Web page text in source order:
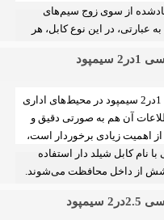
از سوی زوج سیم‌های
عبارتی، در این نوع کابل، هر
کابل شیلددار طوسی 1در2 سیمپود در محیط‌های اداری
آن‌ هم به صورتی دقیق و
از اهمیت زیادی برخوردار است،
نام کابل شیلد دار استفاده‌
از داخل محافظت می‌شوند.